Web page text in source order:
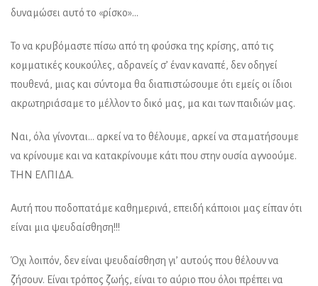
δυναμώσει αυτό το «ρίσκο»…
Το να κρυβόμαστε πίσω από τη φούσκα της κρίσης, από τις
κομματικές κουκούλες, αδρανείς σ’ έναν καναπέ, δεν οδηγεί
πουθενά, μιας και σύντομα θα διαπιστώσουμε ότι εμείς οι ίδιοι
ακρωτηριάσαμε το μέλλον το δικό μας, μα και των παιδιών μας.
Ναι, όλα γίνονται… αρκεί να το θέλουμε, αρκεί να σταματήσουμε
να κρίνουμε και να κατακρίνουμε κάτι που στην ουσία αγνοούμε.
ΤΗΝ ΕΛΠΙΔΑ.
Αυτή που ποδοπατάμε καθημερινά, επειδή κάποιοι μας είπαν ότι
είναι μια ψευδαίσθηση!!!
Όχι λοιπόν, δεν είναι ψευδαίσθηση γι’ αυτούς που θέλουν να
ζήσουν. Είναι τρόπος ζωής, είναι το αύριο που όλοι πρέπει να